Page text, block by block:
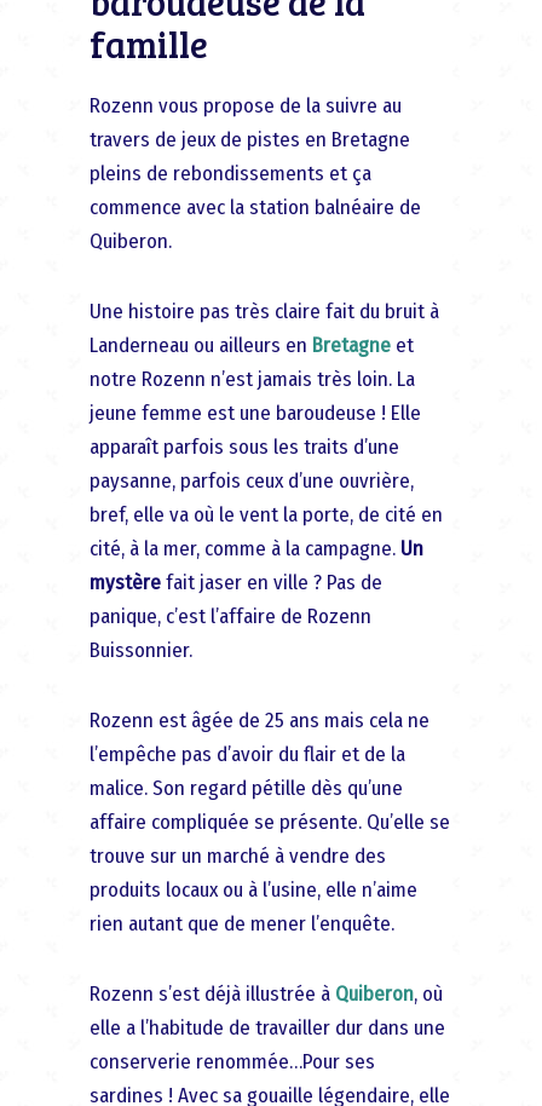
famille
Rozenn vous propose de la suivre au
travers de jeux de pistes en Bretagne
pleins de rebondissements et ça
commence avec la station balnéaire de
Quiberon.
Une histoire pas très claire fait du bruit à
Landerneau ou ailleurs en Bretagne et
notre Rozenn n’est jamais très loin. La
jeune femme est une baroudeuse ! Elle
apparaît parfois sous les traits d’une
paysanne, parfois ceux d’une ouvrière,
bref, elle va où le vent la porte, de cité en
cité, à la mer, comme à la campagne. Un
mystèrefait jaser en ville ? Pas de
panique, c’est l’affaire de Rozenn
Buissonnier.
Rozenn est âgée de 25 ans mais cela ne
l’empêche pas d’avoir du flair et de la
malice. Son regard pétille dès qu’une
affaire compliquée se présente. Qu’elle se
trouve sur un marché à vendre des
produits locaux ou à l’usine, elle n’aime
rien autant que de mener l’enquête.
Rozenn s’est déjà illustrée à Quiberon, où
elle a l’habitude de travailler dur dans une
conserverie renommée…Pour ses
sardines ! Avec sa gouaille légendaire, elle